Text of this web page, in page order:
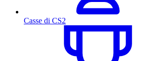
Casse di CS2